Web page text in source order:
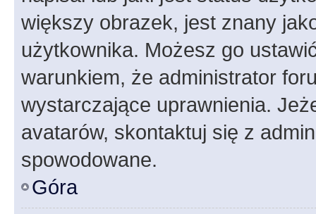
większy obrazek, jest znany
użytkownika. Możesz go
warunkiem, że administrator
wystarczające uprawnienia.
avatarów, skontaktuj się z
spowodowane.
Góra